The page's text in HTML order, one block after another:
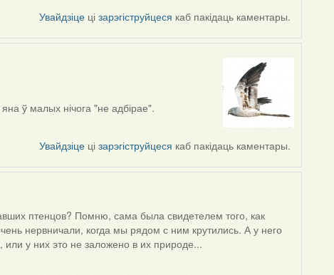
Увайдзіце цізарэгіструйцеся каб пакідаць каментары.
ў малых нічога "не адбірае".
Увайдзіце цізарэгіструйцеся каб пакідаць каментары.
птенцов? Помню, сама была свидетелем того, как
нервничали, когда мы рядом с ним крутились. А у него
у них это не заложено в их природе...